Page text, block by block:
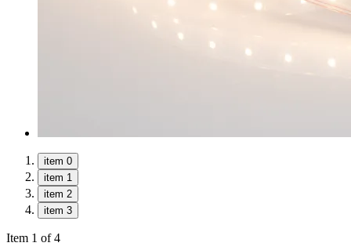
item 0
item 1
item 2
item 3
Item 1 of 4